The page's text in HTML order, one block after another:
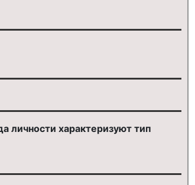
личности характеризуют тип